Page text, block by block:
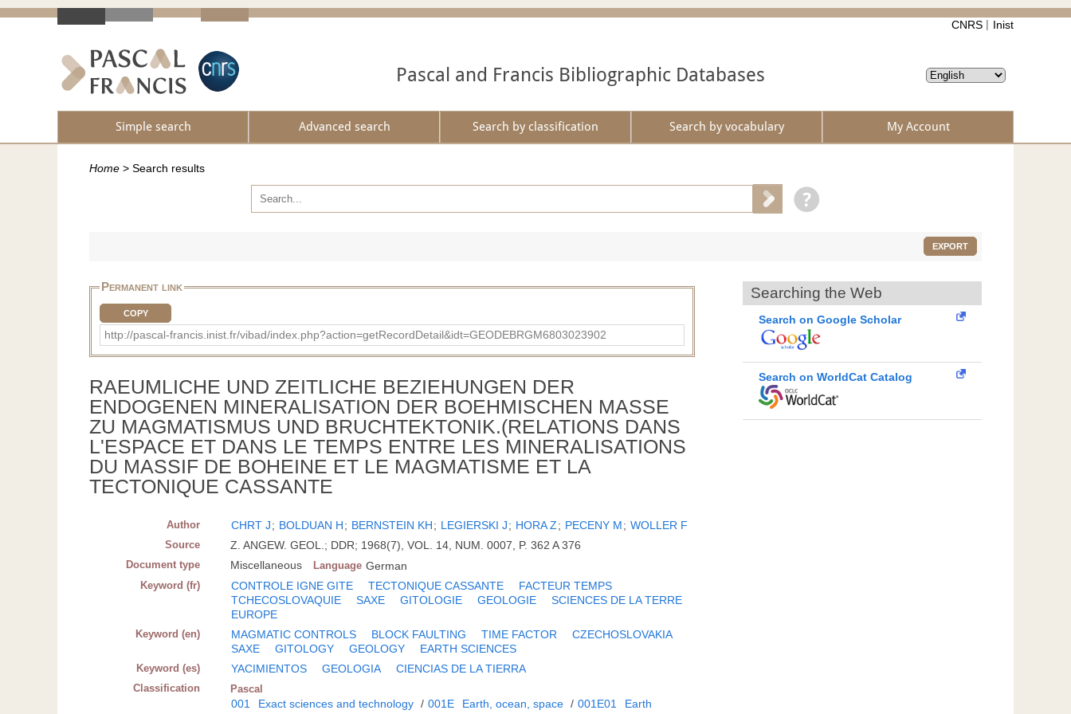
CNRS Inist
Pascal and Francis Bibliographic Databases
Simple search Advanced search Search by classification Search by vocabulary My Account
Home > Search results
EXPORT
Permanent link
COPY
http://pascal-francis.inist.fr/vibad/index.php?action=getRecordDetail&idt=GEODEBRGM6803023902
RAEUMLICHE UND ZEITLICHE BEZIEHUNGEN DER
ENDOGENEN MINERALISATION DER BOEHMISCHEN MASSE
ZU MAGMATISMUS UND BRUCHTEKTONIK.(RELATIONS DANS
L'ESPACE ET DANS LE TEMPS ENTRE LES MINERALISATIONS
DU MASSIF DE BOHEINE ET LE MAGMATISME ET LA
TECTONIQUE CASSANTE
Author CHRT J; BOLDUAN H; BERNSTEIN KH; LEGIERSKI J; HORA Z; PECENY M; WOLLER F
Source Z. ANGEW. GEOL.; DDR; 1968(7), VOL. 14, NUM. 0007, P. 362 A 376
Document type Miscellaneous Language German
Keyword (fr) CONTROLE IGNE GITE TECTONIQUE CASSANTE
FACTEUR TEMPS
TCHECOSLOVAQUIE
SAXE GITOLOGIE GEOLOGIE
SCIENCES DE LA TERRE
EUROPE
Keyword (en) MAGMATIC CONTROLS BLOCK FAULTING TIME FACTOR
CZECHOSLOVAKIA
SAXE
GITOLOGY GEOLOGY EARTH SCIENCES
Keyword (es) YACIMIENTOS GEOLOGIA CIENCIAS DE LA TIERRA
Classification Pascal
001 Exact sciences and technology / 001E Earth, ocean, space / 001E01
Earth
Searching the Web
Search on Google Scholar
Search on WorldCat Catalog